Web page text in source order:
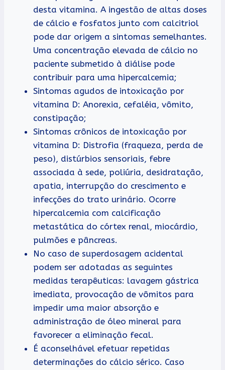
desta vitamina. A ingestão de altas doses
de cálcio e fosfatos junto com calcitriol
pode dar origem a sintomas semelhantes.
Uma concentração elevada de cálcio no
paciente submetido à diálise pode
contribuir para uma hipercalcemia;
Sintomas agudos de intoxicação por
vitamina D: Anorexia, cefaléia, vômito,
constipação;
Sintomas crônicos de intoxicação por
vitamina D: Distrofia (fraqueza, perda de
peso), distúrbios sensoriais, febre
associada à sede, poliúria, desidratação,
apatia, interrupção do crescimento e
infecções do trato urinário. Ocorre
hipercalcemia com calcificação
metastática do córtex renal, miocárdio,
pulmões e pâncreas.
No caso de superdosagem acidental
podem ser adotadas as seguintes
medidas terapêuticas: lavagem gástrica
imediata, provocação de vômitos para
impedir uma maior absorção e
administração de óleo mineral para
favorecer a eliminação fecal.
É aconselhável efetuar repetidas
determinações do cálcio sérico. Caso